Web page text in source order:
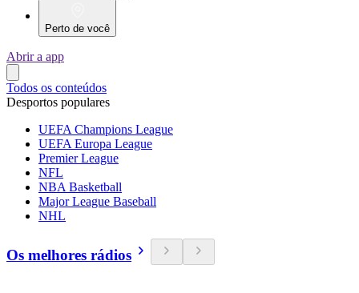
Perto de você
Abrir a app
Todos os conteúdos
Desportos populares
UEFA Champions League
UEFA Europa League
Premier League
NFL
NBA Basketball
Major League Baseball
NHL
Os melhores rádios